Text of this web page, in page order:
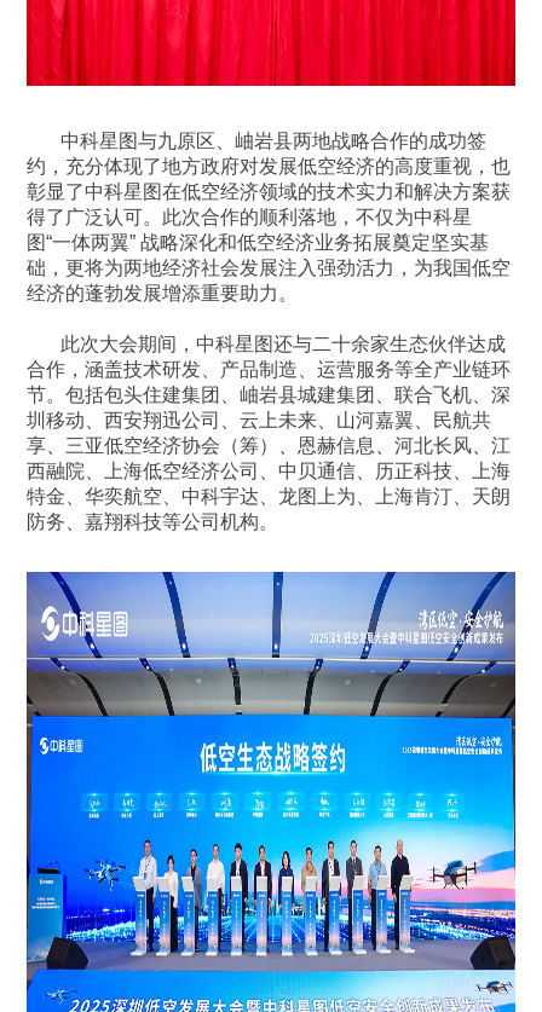
中科星图与九原区、岫岩县两地战略合作的成功签
约，充分体现了地方政府对发展低空经济的高度重视，也
彰显了中科星图在低空经济领域的技术实力和解决方案获
得了广泛认可。此次合作的顺利落地，不仅为中科星
图“一体两翼” 战略深化和低空经济业务拓展奠定坚实基
础，更将为两地经济社会发展注入强劲活力，为我国低空
经济的蓬勃发展增添重要助力。
此次大会期间，中科星图还与二十余家生态伙伴达成
合作，涵盖技术研发、产品制造、运营服务等全产业链环
节。包括包头住建集团、岫岩县城建集团、联合飞机、深
圳移动、西安翔迅公司、云上未来、山河嘉翼、民航共
享、三亚低空经济协会（筹）、恩赫信息、河北长风、江
西融院、上海低空经济公司、中贝通信、历正科技、上海
特金、华奕航空、中科宇达、龙图上为、上海肯汀、天朗
防务、嘉翔科技等公司机构。